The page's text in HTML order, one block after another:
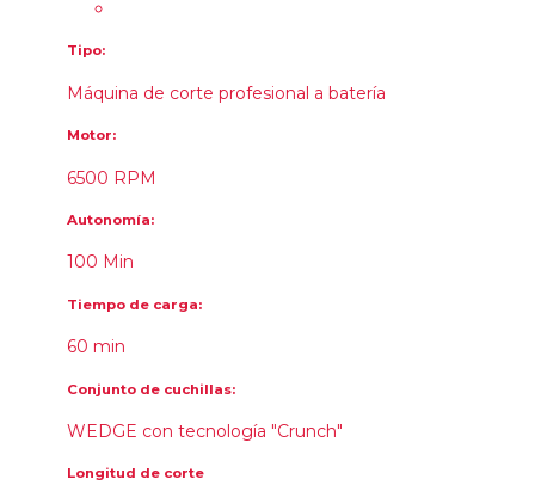
Tipo:
Máquina de corte profesional a batería
Motor:
6500 RPM
Autonomía:
100 Min
Tiempo de carga:
60 min
Conjunto de cuchillas:
WEDGE con tecnología "Crunch"
Longitud de corte